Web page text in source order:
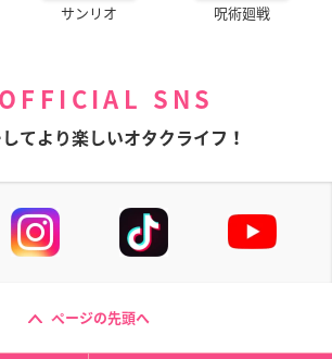
サンリオ 呪術廻戦
OFFICIAL SNS
てより楽しいオタクライフ！
ページの先頭へ